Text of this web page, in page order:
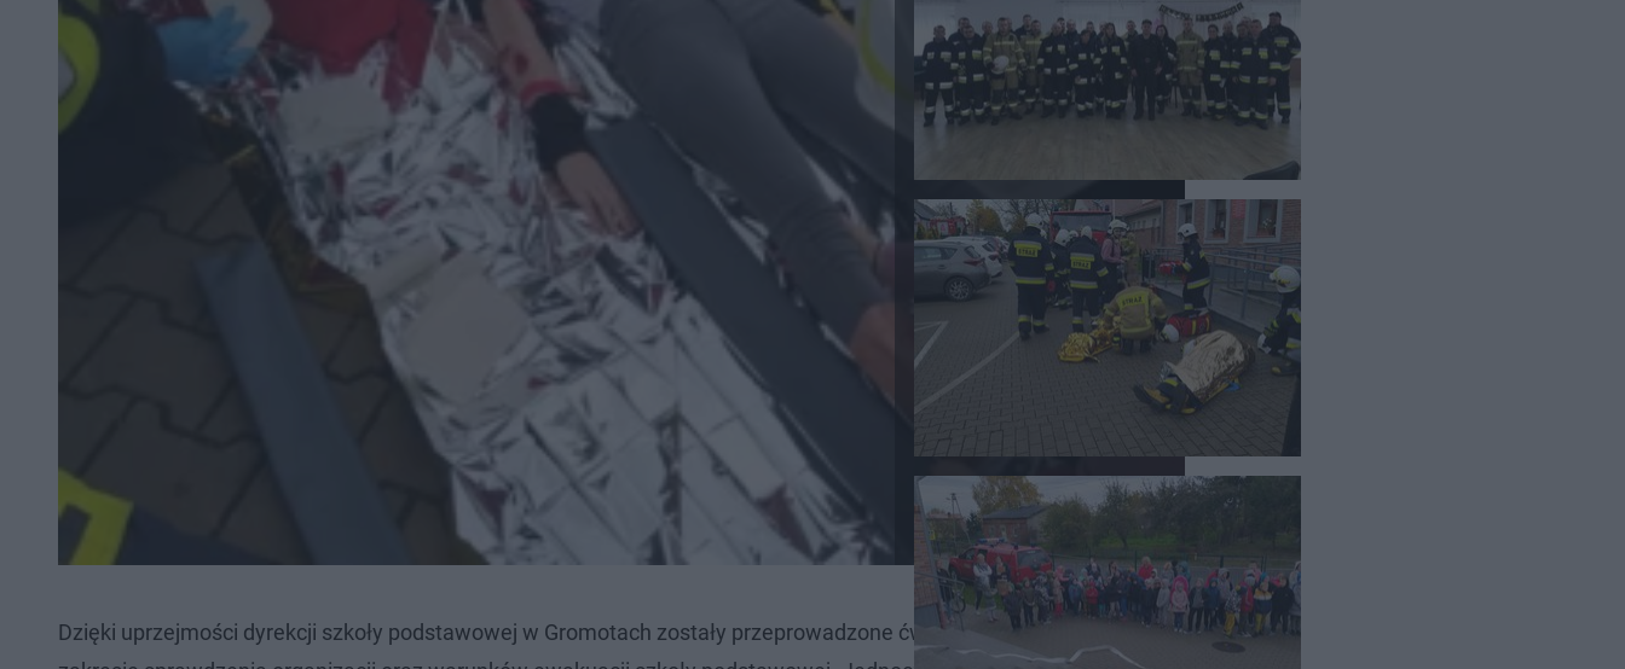
Dzięki uprzejmości dyrekcji szkoły podstawowej w Gromotach zostały przeprowadzone ćwiczenia praktyczne w